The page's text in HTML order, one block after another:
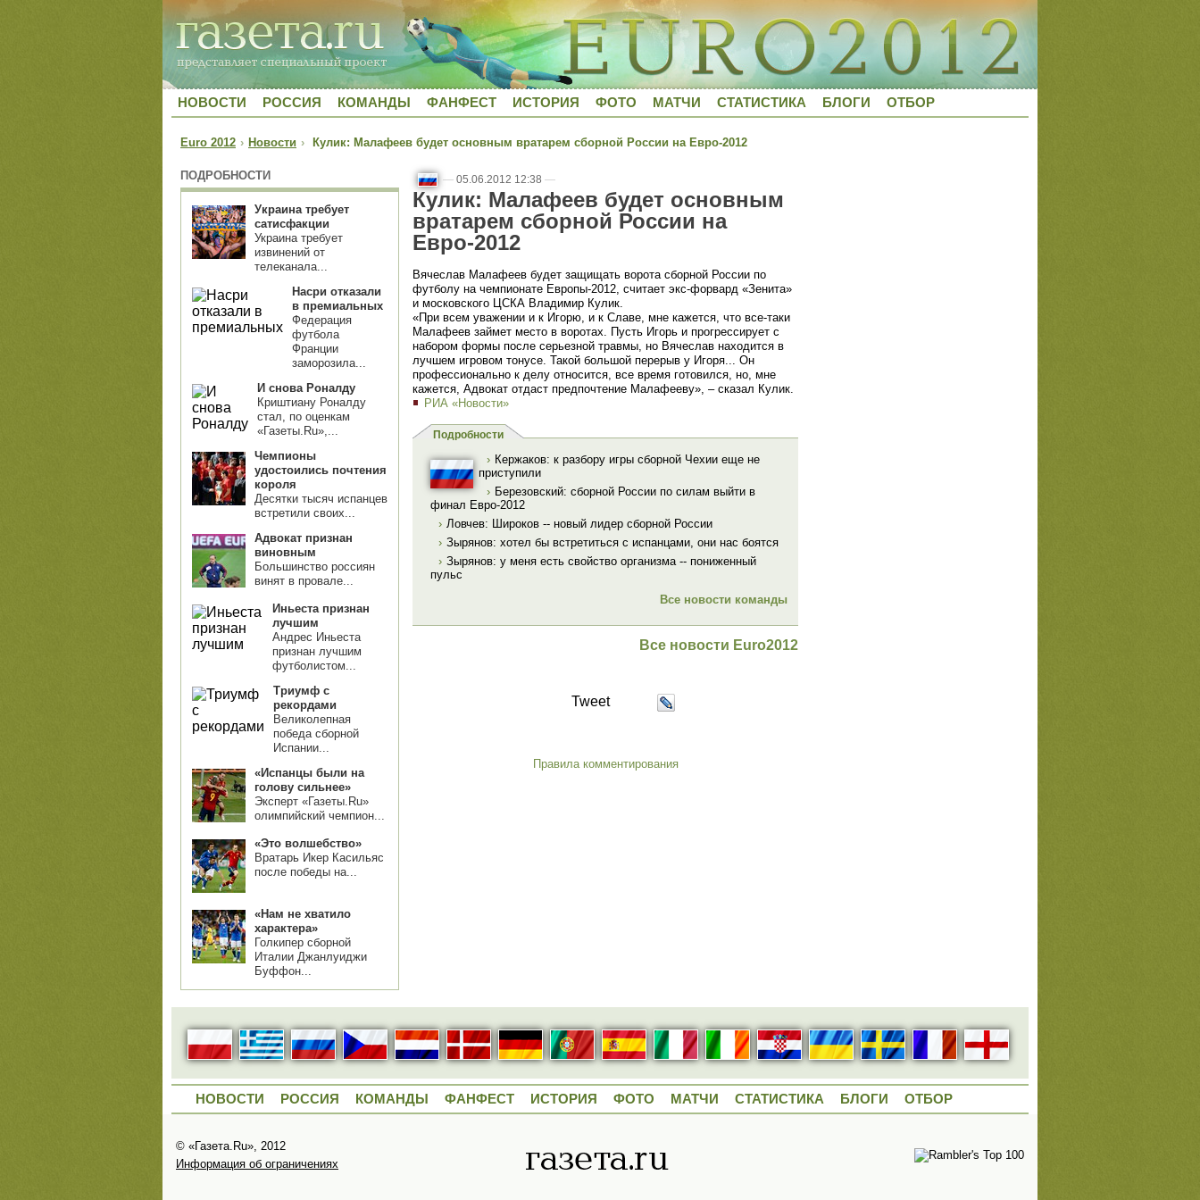
НОВОСТИ РОССИЯ КОМАНДЫ ФАНФЕСТ ИСТОРИЯ ФОТО МАТЧИ СТАТИСТИКА БЛОГИ ОТБОР
Euro 2012 › Новости › Кулик: Малафеев будет основным вратарем сборной России на Евро-2012
ПОДРОБНОСТИ
Украина требует
сатисфакции
Украина требует
извинений от
телеканала...
Насри отказали
в премиальных
Федерация
футбола
Франции
заморозила...
И снова Роналду
Криштиану Роналду
стал, по оценкам
«Газеты.Ru»,...
Чемпионы
удостоились почтения
короля
Десятки тысяч испанцев
встретили своих...
Адвокат признан
виновным
Большинство россиян
винят в провале...
Иньеста признан
лучшим
Андрес Иньеста
признан лучшим
футболистом...
Триумф с
рекордами
Великолепная
победа сборной
Испании...
«Испанцы были на
голову сильнее»
Эксперт «Газеты.Ru»
олимпийский чемпион...
«Это волшебство»
Вратарь Икер Касильяс
после победы на...
«Нам не хватило
характера»
Голкипер сборной
Италии Джанлуиджи
Буффон...
— 05.06.2012 12:38 —
Кулик: Малафеев будет основным
вратарем сборной России на
Евро-2012
Вячеслав Малафеев будет защищать ворота сборной России по
футболу на чемпионате Европы-2012, считает экс-форвард «Зенита»
и московского ЦСКА Владимир Кулик.
«При всем уважении и к Игорю, и к Славе, мне кажется, что все-таки
Малафеев займет место в воротах. Пусть Игорь и прогрессирует с
набором формы после серьезной травмы, но Вячеслав находится в
лучшем игровом тонусе. Такой большой перерыв у Игоря... Он
профессионально к делу относится, все время готовился, но, мне
кажется, Адвокат отдаст предпочтение Малафееву», – сказал Кулик.
РИА «Новости»
Подробности
› Кержаков: к разбору игры сборной Чехии еще не
приступили
› Березовский: сборной России по силам выйти в
финал Евро-2012
› Ловчев: Широков -- новый лидер сборной России
› Зырянов: хотел бы встретиться с испанцами, они нас боятся
› Зырянов: у меня есть свойство организма -- пониженный
пульс
Все новости команды
Все новости Euro2012
Tweet
Правила комментирования
НОВОСТИ РОССИЯ КОМАНДЫ ФАНФЕСТ ИСТОРИЯ ФОТО МАТЧИ СТАТИСТИКА БЛОГИ ОТБОР
© «Газета.Ru», 2012
Информация об ограничениях